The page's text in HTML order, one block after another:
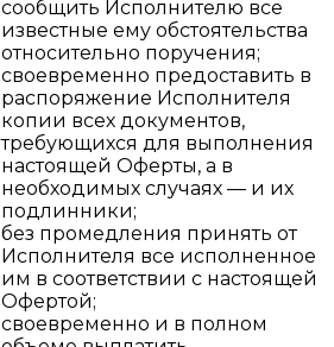
сообщить Исполнителю все
известные ему обстоятельства
относительно поручения;
своевременно предоставить в
распоряжение Исполнителя
копии всех документов,
требующихся для выполнения
настоящей Оферты, а в
необходимых случаях — и их
подлинники;
без промедления принять от
Исполнителя все исполненное
им в соответствии с настоящей
Офертой;
своевременно и в полном